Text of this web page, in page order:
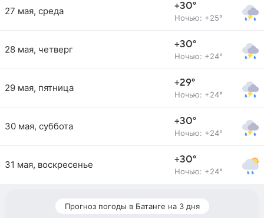
27 мая, среда +30°
Ночью: +25°
28 мая, четверг +30°
Ночью: +24°
29 мая, пятница +29°
Ночью: +24°
30 мая, суббота +30°
Ночью: +24°
31 мая, воскресенье +30°
Ночью: +24°
Прогноз погоды в Батанге на 3 дня